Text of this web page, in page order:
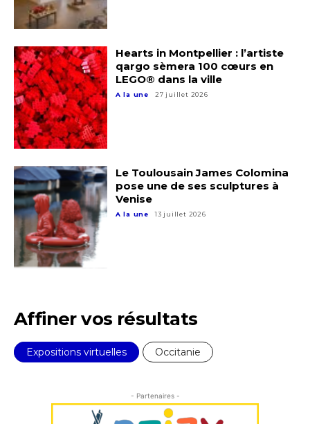
Prénom
Statut / Organisation
J'accepte lestermes et conditions
* Champ obligatoire
Adresse email*
Nom
Prénom
Statut / Organisation
Hearts in Montpellier : l’artiste
qargo sèmera 100 cœurs en
LEGO® dans la ville
A la une 27 juillet 2026
Le Toulousain James Colomina
pose une de ses sculptures à
Venise
A la une 13 juillet 2026
Affiner vos résultats
Expositions virtuelles Occitanie
- Partenaires -